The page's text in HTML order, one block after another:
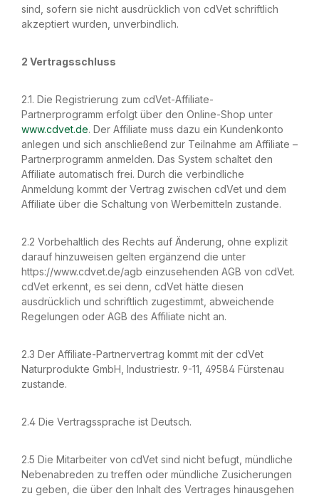
sind, sofern sie nicht ausdrücklich von cdVet schriftlich
akzeptiert wurden, unverbindlich.
2 Vertragsschluss
2.1. Die Registrierung zum cdVet-Affiliate-
Partnerprogramm erfolgt über den Online-Shop unter
www.cdvet.de. Der Affiliate muss dazu ein Kundenkonto
anlegen und sich anschließend zur Teilnahme am Affiliate –
Partnerprogramm anmelden. Das System schaltet den
Affiliate automatisch frei. Durch die verbindliche
Anmeldung kommt der Vertrag zwischen cdVet und dem
Affiliate über die Schaltung von Werbemitteln zustande.
2.2 Vorbehaltlich des Rechts auf Änderung, ohne explizit
darauf hinzuweisen gelten ergänzend die unter
https://www.cdvet.de/agb einzusehenden AGB von cdVet.
cdVet erkennt, es sei denn, cdVet hätte diesen
ausdrücklich und schriftlich zugestimmt, abweichende
Regelungen oder AGB des Affiliate nicht an.
2.3 Der Affiliate-Partnervertrag kommt mit der cdVet
Naturprodukte GmbH, Industriestr. 9-11, 49584 Fürstenau
zustande.
2.4 Die Vertragssprache ist Deutsch.
2.5 Die Mitarbeiter von cdVet sind nicht befugt, mündliche
Nebenabreden zu treffen oder mündliche Zusicherungen
zu geben, die über den Inhalt des Vertrages hinausgehen